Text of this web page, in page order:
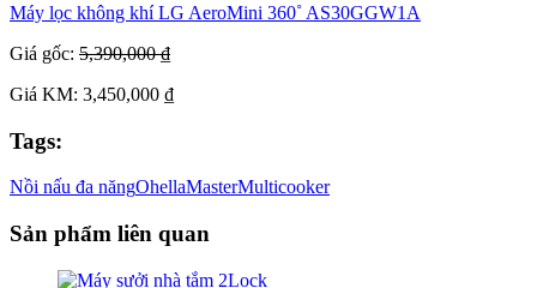
Máy lọc không khí LG AeroMini 360˚ AS30GGW1A
Giá gốc: 5,390,000 ₫
Giá KM: 3,450,000 ₫
Tags:
Nồi nấu đa năngOhellaMasterMulticooker
Sản phẩm liên quan